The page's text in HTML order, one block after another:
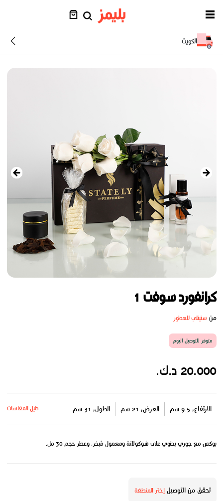
الكويت
كرانفورد سوفت 1
من ستيتلي للعطور
متوفر للتوصيل اليوم
20.000 د.ك.
الارتفاع: 9.5 سم العرض: 21 سم الطول: 31 سم دليل المقاسات
بوكس مع جوري يحتوي على شوكولاتة ومعمول مُبخر, وعطر حجم 30 مل.
تحقق من التوصيلإختر المنطقة